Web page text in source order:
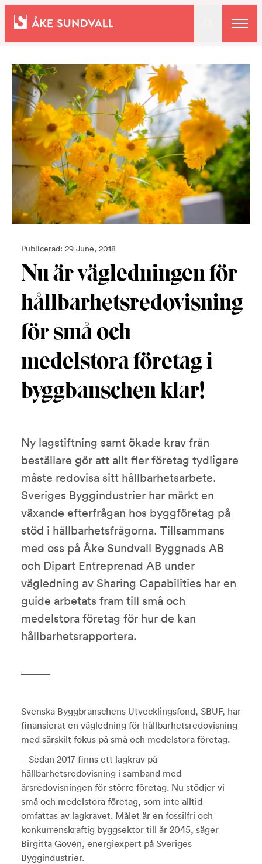
Bostäder
Lokaler och parkering
Entreprenad
Om oss
Kontakt
Publicerad: 29 June, 2018
Nu är vägledningen för
hållbarhetsredovisning
för små och
medelstora företag i
byggbanschen klar!
Ny lagstiftning samt ökade krav från
beställare gör att allt fler företag tydligare
måste redovisa sitt hållbarhetsarbete.
Sveriges Byggindustrier har märkt en
växande efterfrågan hos byggföretag på
stöd i hållbarhetsfrågorna. Tillsammans
med oss på Åke Sundvall Byggnads AB
och Dipart Entreprenad AB under
vägledning av Sharing Capabilities har en
guide arbetats fram till små och
medelstora företag för hur de kan
hållbarhetsrapportera.
Svenska Byggbranschens Utvecklingsfond, SBUF, har
finansierat en vägledning för hållbarhetsredovisning
med särskilt fokus på små och medelstora företag.
– Sedan 2017 finns ett lagkrav på
hållbarhetsredovisning i samband med
årsredovisningen för större företag. Nu stödjer vi
små och medelstora företag, som inte alltid
omfattas av lagkravet. Målet är en fossilfri och
konkurrenskraftig byggsektor till år 2045, säger
Birgitta Govén, energiexpert på Sveriges
Byggindustrier.